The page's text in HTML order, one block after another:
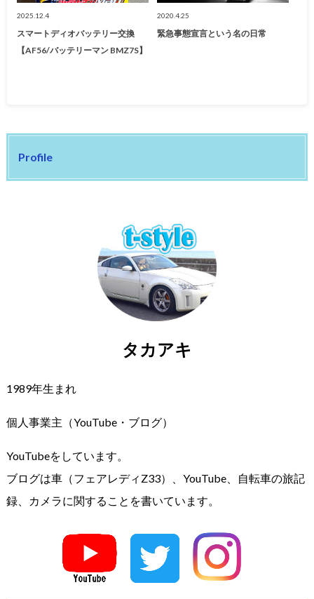
2025.12.4
スマートディオバッテリー交換
【AF56/バッテリーマン BMZ7S】
2020.4.25
緊急事態宣言という名の日常
Profile
タカアキ
1989年生まれ
個人事業主（YouTube・ブログ）
YouTubeをしています。
ブログは車（フェアレディZ33）、YouTube、自転車の旅記
録、カメラに関することを書いています。